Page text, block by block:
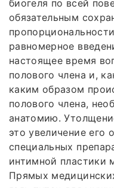
биогеля по всей
обязательным
равномерное
настоящее время
полового члена и,
каким образом
полового члена,
анатомию.
это увеличение его
специальных
интимной пластики
Прямых